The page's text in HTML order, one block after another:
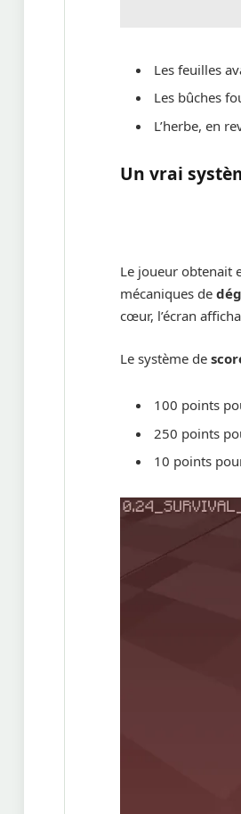
Les feuilles
Les bûches
L’herbe, en
Un vrai
Le joueur obtenait
mécaniques de
cœur, l’écran
Le système de
100 points
250 points
10 points